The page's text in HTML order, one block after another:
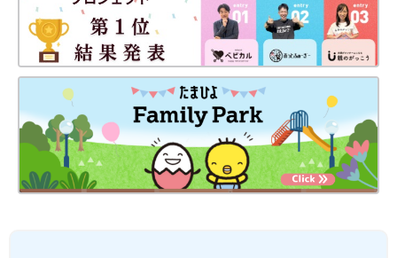
PROFILE）
時短節約家。高校と中学生の2人の息子、夫の4人家族。看護師専
門学校を卒業後、18年間、看護師を務める。共働きにもかかわら
ずお金が貯められず、主婦を読者層とする生活情報誌を読んで節
約に目覚める。節約に手間も時間もかけない「時短節約家」とし
て注目を集め、テレビや雑誌に登場多数。インスタグラムはフォ
ロワー数10万人超。著書に『節約主婦の今すぐ真似できる1000